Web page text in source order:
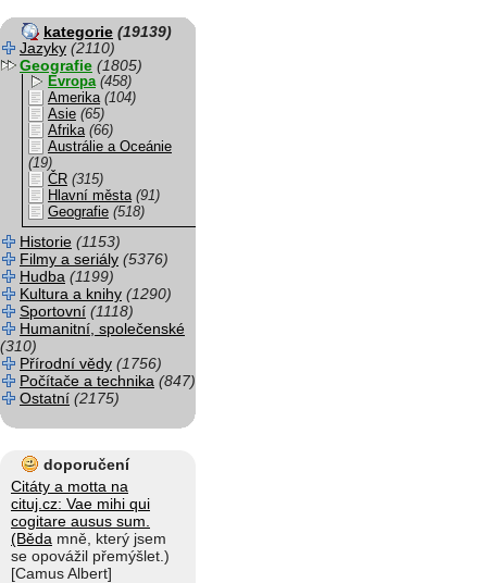
kategorie (19139)
Jazyky (2110)
Geografie (1805)
Evropa (458)
Amerika (104)
Asie (65)
Afrika (66)
Austrálie a Oceánie
(19)
ČR (315)
Hlavní města (91)
Geografie (518)
Historie (1153)
Filmy a seriály (5376)
Hudba (1199)
Kultura a knihy (1290)
Sportovní (1118)
Humanitní, společenské
(310)
Přírodní vědy (1756)
Počítače a technika (847)
Ostatní (2175)
doporučení
Citáty a motta na
cituj.cz: Vae mihi qui
cogitare ausus sum.
(Běda mně, který jsem
se opovážil přemýšlet.)
[Camus Albert]